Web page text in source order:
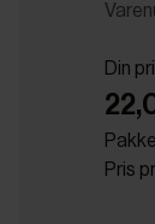
Din
Pris